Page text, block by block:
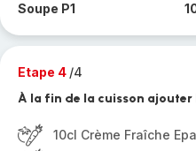
Soupe P1
Etape 4 /4
À la fin de la cuisson ajouter
10cl Crème Fraîche